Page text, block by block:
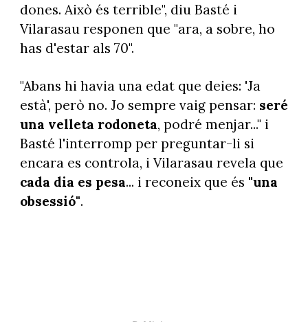
dones. Això és terrible", diu Basté i
Vilarasau responen que "ara, a sobre, ho
has d'estar als 70".
"Abans hi havia una edat que deies: 'Ja
està', però no. Jo sempre vaig pensar: seré
una velleta rodoneta, podré menjar..." i
Basté l'interromp per preguntar-li si
encara es controla, i Vilarasau revela que
cada dia es pesa... i reconeix que és "una
obsessió".